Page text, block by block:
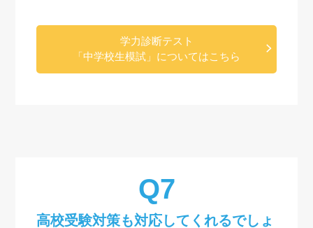
学力診断テスト
「中学校生模試」についてはこちら
高校受験対策も対応してくれるでしょ